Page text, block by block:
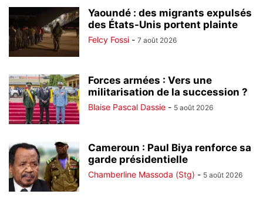
Yaoundé : des migrants expulsés
des États-Unis portent plainte
Felcy Fossi - 7 août 2026
Forces armées : Vers une
militarisation de la succession ?
Blaise Pascal Dassie - 5 août 2026
Cameroun : Paul Biya renforce sa
garde présidentielle
Chamberline Massoda (Stg) - 5 août 2026